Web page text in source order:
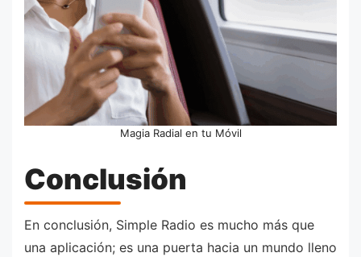
Magia Radial en tu Móvil
Conclusión
En conclusión, Simple Radio es mucho más que
una aplicación; es una puerta hacia un mundo lleno